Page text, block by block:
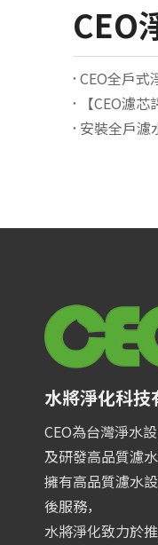
CEO
CEO全戶式
【CEO濾
安裝全戶濾
水將淨化科技
CEO為台灣淨水
及研發高品質濾水
擁有高品質濾水
後服務，
水將淨化致力於